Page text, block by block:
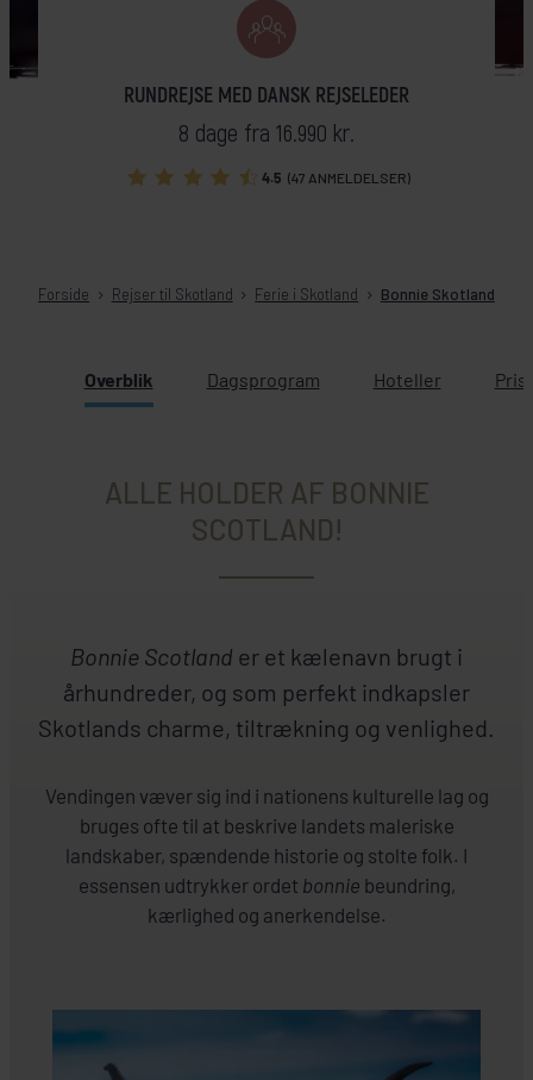
RUNDREJSE MED DANSK REJSELEDER
8 dage fra 16.990 kr.
4.5 (47 ANMELDELSER)
Forside Rejser til Skotland Ferie i Skotland Bonnie Skotland
Overblik Dagsprogram Hoteller
ALLE HOLDER AF BONNIE
SCOTLAND!
Bonnie Scotland er et kælenavn brugt i
århundreder, og som perfekt indkapsler
Skotlands charme, tiltrækning og venlighed.
Vendingen væver sig ind i nationens kulturelle lag og
bruges ofte til at beskrive landets maleriske
landskaber, spændende historie og stolte folk. I
essensen udtrykker ordet bonnie beundring,
kærlighed og anerkendelse.